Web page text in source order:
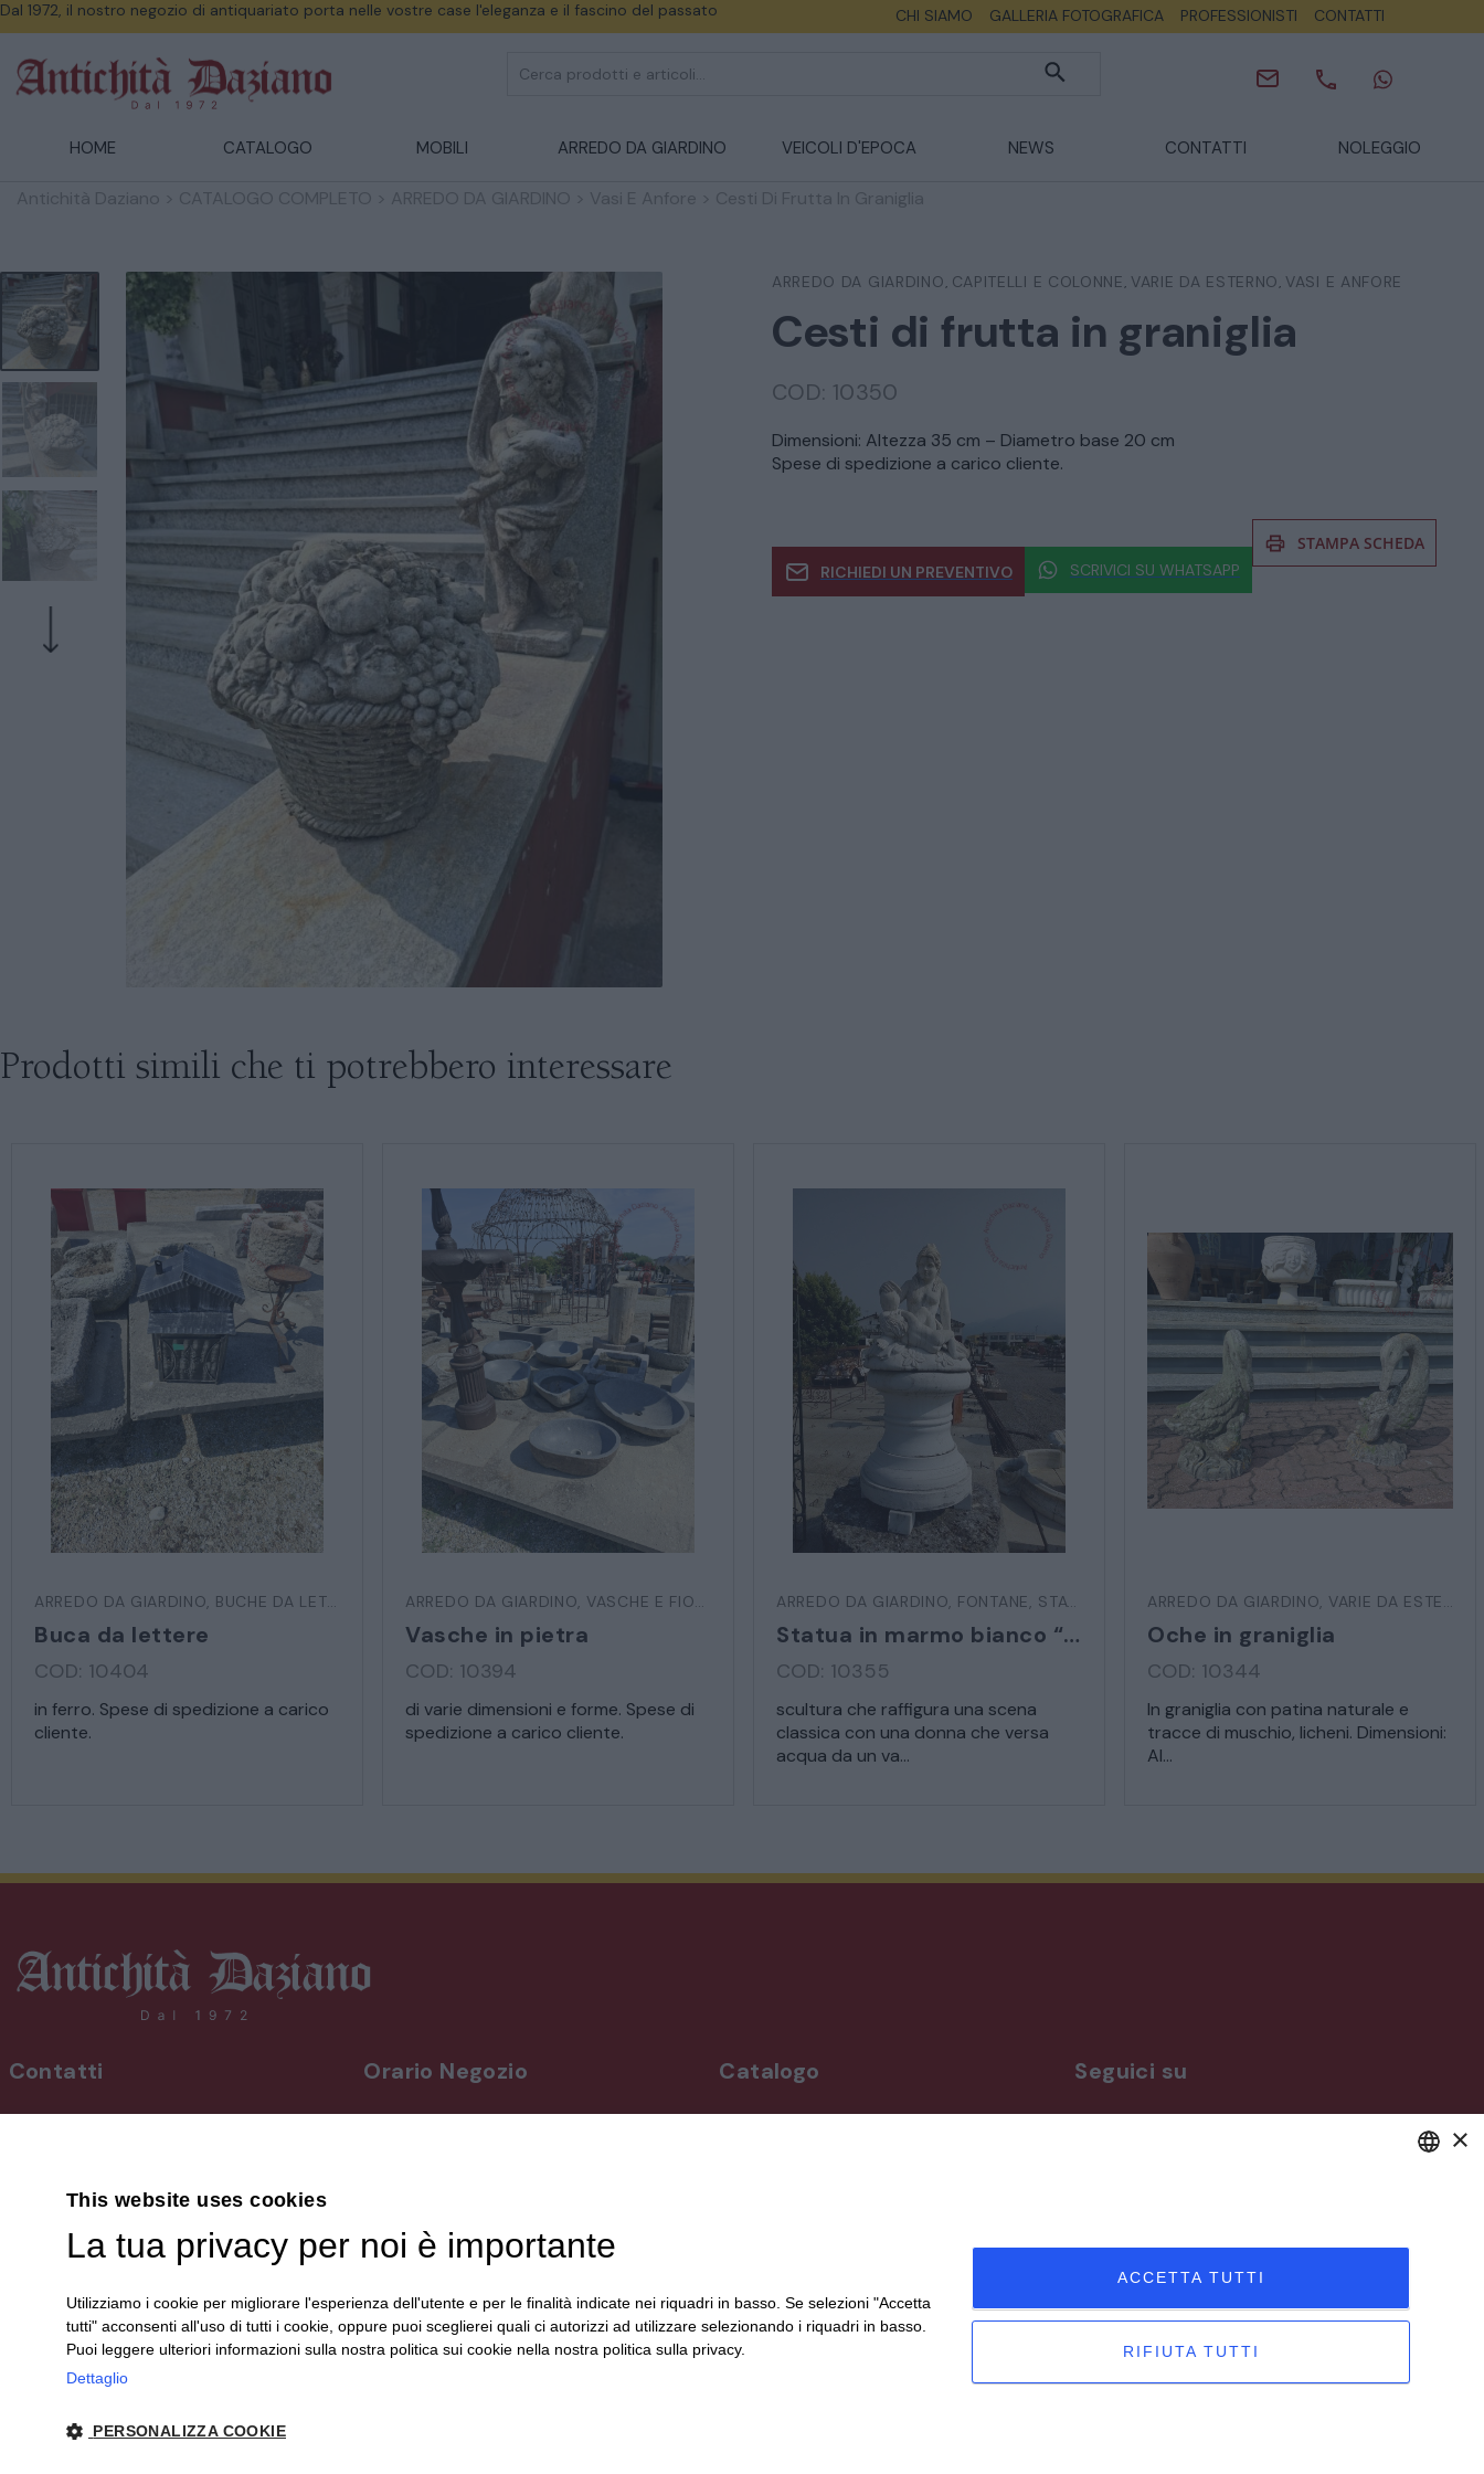
Dal 1972, il nostro negozio di antiquariato porta nelle vostre case l'eleganza e il fascino del passato CHI SIAMO GALLERIA FOTOGRAFICA PROFESSIONISTI CONTATTI
HOME CATALOGO MOBILI ARREDO DA GIARDINO VEICOLI D'EPOCA NEWS CONTATTI NOLEGGIO
Antichità Daziano CATALOGO COMPLETO ARREDO DA GIARDINO Vasi E Anfore Cesti Di Frutta In Graniglia
CREDENZE – DOPPI CORPI – BUFFET
SALE DA PRANZO – STUDIO UFFICIO
ARREDO DA GIARDINO
DECORAZIONI OGGETTISTICA ILLUMINAZIONE
MATERIALI E STRUTTURE
MODERNARIATO
STILI ED ESPOSIZIONE
STRUMENTI MUSICALI
ARREDO DA GIARDINO , CAPITELLI E COLONNE , VARIE DA ESTERNO , VASI E ANFORE
Cesti di frutta in graniglia
COD: 10350
Dimensioni: Altezza 35 cm – Diametro base 20 cm
Spese di spedizione a carico cliente.
RICHIEDI UN PREVENTIVO SCRIVICI SU WHATSAPP
STAMPA SCHEDA
Ho letto e accetto l’
Prodotti simili che ti potrebbero interessare
ARREDO DA GIARDINO, BUCHE DA LETTERE
Buca da lettere
COD: 10404
in ferro. Spese di spedizione a carico
cliente.
ARREDO DA GIARDINO, VASCHE E FIORIERE
Vasche in pietra
COD: 10394
di varie dimensioni e forme. Spese di
spedizione a carico cliente.
ARREDO DA GIARDINO, FONTANE, STATUE E SCULTURE
Statua in marmo bianco “Venere bagnante”
COD: 10355
scultura che raffigura una scena
classica con una donna che versa
acqua da un va...
ARREDO DA GIARDINO, VARIE DA ESTERNO
Oche in graniglia
COD: 10344
In graniglia con patina naturale e
tracce di muschio, licheni. Dimensioni:
Al...
Contatti
+39 3394.26.50.78
info@antichitadaziano.com
Orario Negozio
Le aperture domenicali,
dalle 15:00 alle 19:00,
sono comunicate
sui nostri canali social.
Catalogo
Specchi
Strumenti musicali e accessori
Tappeti e tessuti
Veicoli d'epoca
Seguici su
×
This website uses cookies
La tua privacy per noi è importante
Utilizziamo i cookie per migliorare l'esperienza dell'utente e per le finalità indicate nei riquadri in basso. Se selezioni "Accetta
tutti" acconsenti all'uso di tutti i cookie, oppure puoi sceglierei quali ci autorizzi ad utilizzare selezionando i riquadri in basso.
Puoi leggere ulteriori informazioni sulla nostra politica sui cookie nella nostra politica sulla privacy.
Dettaglio
PERSONALIZZA COOKIE
ACCETTA TUTTI
RIFIUTA TUTTI